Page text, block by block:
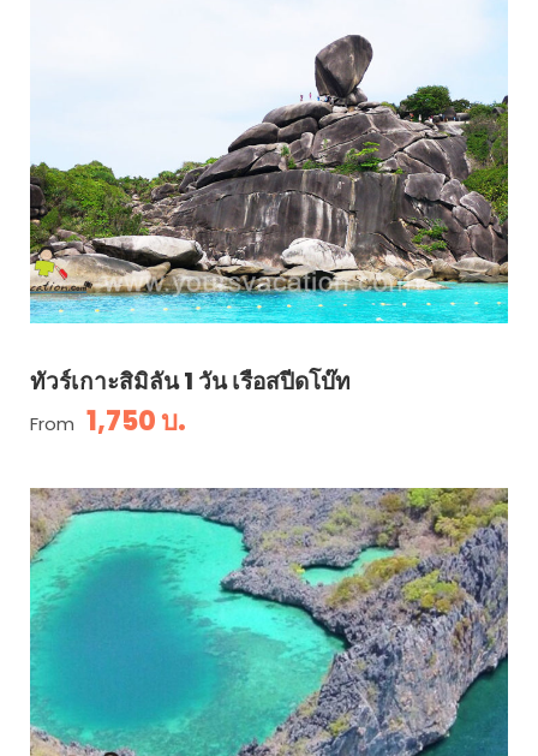
ทัวร์เกาะสิมิลัน 1 วัน เรือสปีดโบ๊ท
From 1,750 บ.